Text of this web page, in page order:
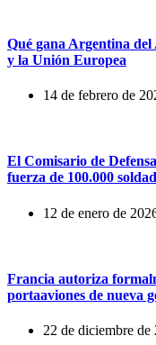
Qué gana Argentina
y la Unión Europea
14 de febrero de
El Comisario de
fuerza de 100.000
12 de enero de
Francia autoriza
portaaviones de nueva
22 de diciembre de